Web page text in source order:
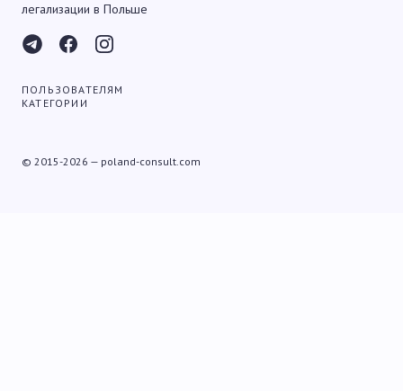
легализации в Польше
ПОЛЬЗОВАТЕЛЯМ
КАТЕГОРИИ
© 2015-2026 — poland-consult.com